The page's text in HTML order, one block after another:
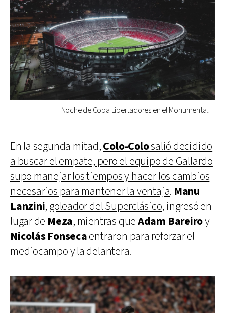
Noche de Copa Libertadores en el Monumental.
En la segunda mitad,Colo-Colosalió decidido
a buscar el empate, pero el equipo de Gallardo
supo manejar los tiempos y hacer los cambios
necesarios para mantener la ventaja. Manu
Lanzini, goleador del Superclásico, ingresó en
lugar de Meza, mientras queAdam Bareiroy
Nicolás Fonsecaentraron para reforzar el
mediocampo y la delantera.